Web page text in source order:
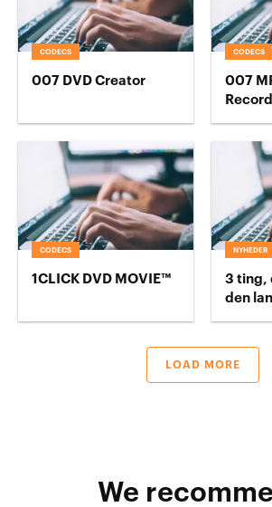
CODECS
007 DVD Creator
CODECS
007
CODECS
1CLICK DVD MOVIE™
NYHEDER
3 ting,
den
LOAD MORE
We